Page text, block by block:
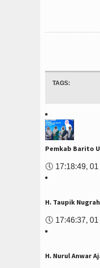
TAGS:
Pemkab Barito
🕔 17:18:49,
H. Taupik
🕔 17:46:37,
H. Nurul Anwar